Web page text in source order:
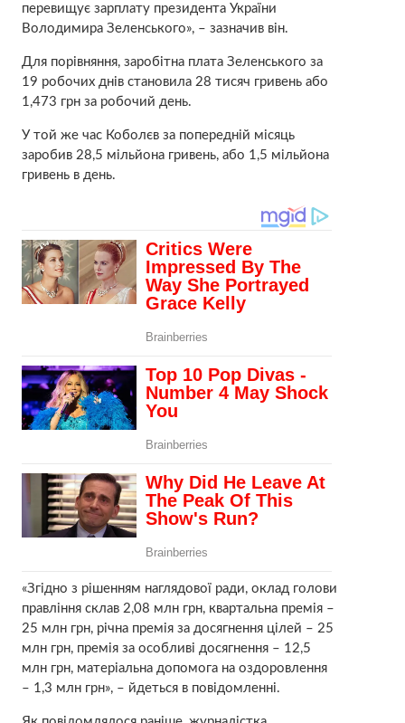
перевищує зарплату президента України
Володимира Зеленського», – зазначив він.
Для порівняння, заробітна плата Зеленського за
19 робочих днів становила 28 тисяч гривень або
1,473 грн за робочий день.
У той же час Коболєв за попередній місяць
заробив 28,5 мільйона гривень, або 1,5 мільйона
гривень в день.
«Згідно з рішенням наглядової ради, оклад голови
правління склав 2,08 млн грн, квартальна премія –
25 млн грн, річна премія за досягнення цілей – 25
млн грн, премія за особливі досягнення – 12,5
млн грн, матеріальна допомога на оздоровлення
– 1,3 млн грн», – йдеться в повідомленні.